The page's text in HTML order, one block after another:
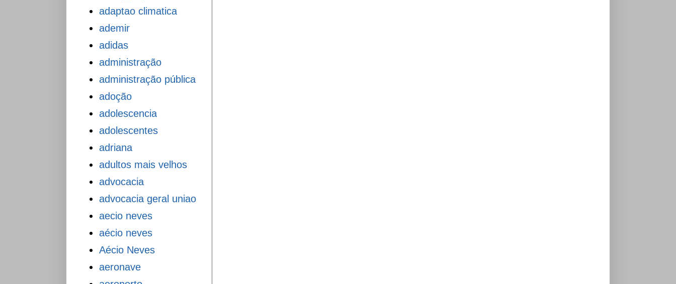
adaptao climatica
ademir
adidas
administração
administração pública
adoção
adolescencia
adolescentes
adriana
adultos mais velhos
advocacia
advocacia geral uniao
aecio neves
aécio neves
Aécio Neves
aeronave